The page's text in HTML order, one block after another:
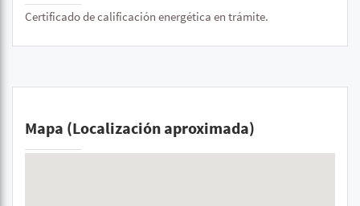
Certificado de calificación energética en trámite.
Mapa (Localización aproximada)